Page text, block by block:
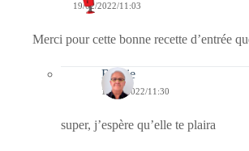
19/02/2022/11:03
Merci pour cette bonne recette d’entrée
Bernie
19/02/2022/11:30
super, j’espère qu’elle te plaira